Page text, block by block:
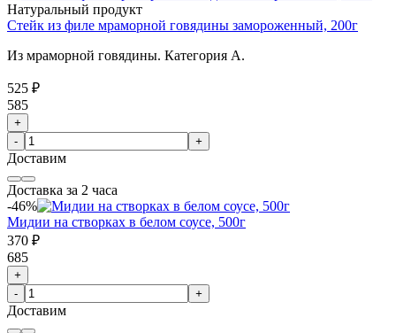
Натуральный продукт
Стейк из филе мраморной говядины замороженный, 200г
Из мраморной говядины. Категория А.
525 ₽
585
+
-
+
Доставим
Доставка за 2 часа
-46%
Мидии на створках в белом соусе, 500г
370 ₽
685
+
-
+
Доставим